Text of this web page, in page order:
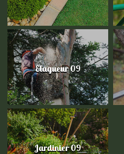
Elagueur 09
Jardinier 09